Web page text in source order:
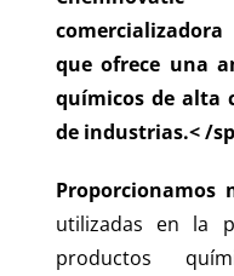
que ofrece una
químicos de alta
de industrias.< /
Proporcionamos
utilizadas en la
productos